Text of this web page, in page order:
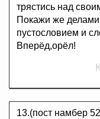
трястись над
Покажи же
пустословием и
Вперёд,орёл!
13.(пост намбер